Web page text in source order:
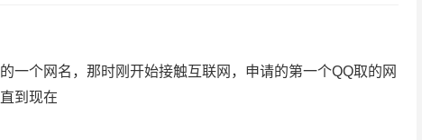
一个网名，那时刚开始接触互联网，申请的第一个QQ取的网
到现在